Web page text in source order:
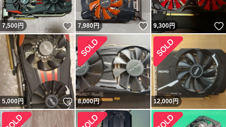
7,500円 いいね！
7,980円 いいね！
9,300円
5,000円 いいね！
8,000円 12,000円